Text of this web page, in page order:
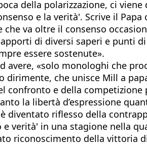
della polarizzazione, ci
e la verità'. Scrive il Papa
va oltre il consenso
di diversi saperi e punti
essere sostenute».
avere, «solo monologhi che
dirimente, che unisce Mill a
confronto e della
la libertà d’espressione
diventato riflesso della
verità' in una stagione nella
riconoscimento della vittoria